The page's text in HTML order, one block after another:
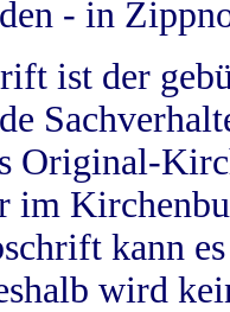
- in
ist der
Original-
im
kann
wird